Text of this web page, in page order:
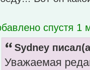
спустя 1
Sydney
Уважаемая